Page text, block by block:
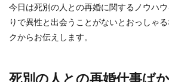
今日は死別の人との再婚に関するノウハ
りで異性と出会うことがないとおっしゃ
クからお伝えします。
死別の人との再婚仕事ば